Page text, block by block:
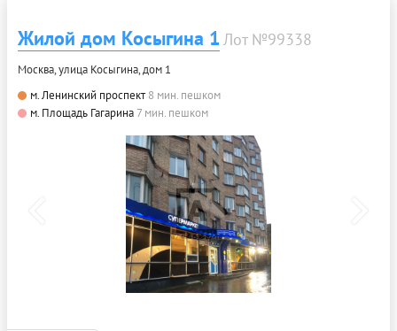
Жилой дом Косыгина 1 Лот №99338
Москва, улица Косыгина, дом 1
м. Ленинский проспект 8 мин. пешком
м. Площадь Гагарина 7 мин. пешком